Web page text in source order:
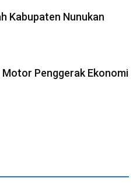
Kabupaten Nunukan
Motor Penggerak Ekonomi